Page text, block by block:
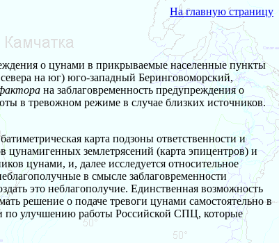
На главную страницу
о цунами в прикрываемые населенные пункты
севера на юг) юго-западный Беринговоморский,
на заблаговременность предупреждения о
в тревожном режиме в случае близких источников.
карта подзоны ответственности и
землетрясений (карта эпицентров) и
цунами, и, далее исследуется относительное
в смысле заблаговременности
это неблагополучие. Единственная возможность
решение о подаче тревоги цунами самостоятельно в
по улучшению работы Российской СПЦ, которые